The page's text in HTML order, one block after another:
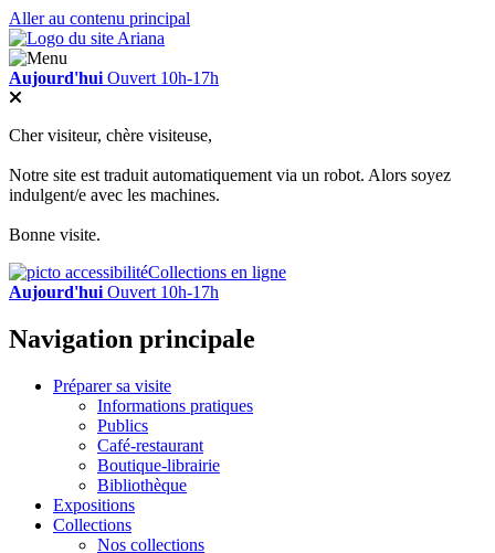
Aller au contenu principal
Aujourd'hui Ouvert 10h-17h
Cher visiteur, chère visiteuse,
Notre site est traduit automatiquement via un robot. Alors soyez
indulgent/e avec les machines.
Bonne visite.
Collections en ligne
Aujourd'hui Ouvert 10h-17h
Navigation principale
Préparer sa visite
Informations pratiques
Publics
Café-restaurant
Boutique-librairie
Bibliothèque
Expositions
Collections
Nos collections